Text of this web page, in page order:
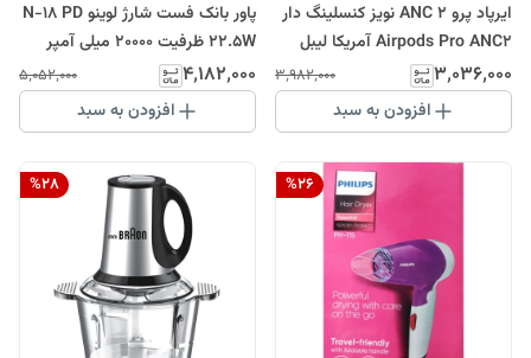
ایرپاد پرو 2 ANC نویز کنسلینگ دار
Airpods Pro ANC2 آمریکا لیبل
طلایی
۳٬۰۳۶٬۰۰۰ ۳٬۹۸۲٬۰۰۰
افزودن به سبد
پاور بانک فست شارژ لوینو N-18 PD
22.5W ظرفیت 20000 میلی آمپر
ساعت LEVINO model:N-18
۴٬۱۸۲٬۰۰۰ ۵٬۰۵۲٬۰۰۰
افزودن به سبد
%26
%28